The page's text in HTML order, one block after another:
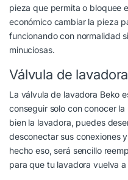
pieza que permita o bloquee
económico cambiar la pieza
funcionando con normalidad
minuciosas.
Válvula de
La válvula de lavadora Beko
conseguir solo con conocer
bien la lavadora, puedes
desconectar sus conexiones
hecho eso, será sencillo
para que tu lavadora vuelva a